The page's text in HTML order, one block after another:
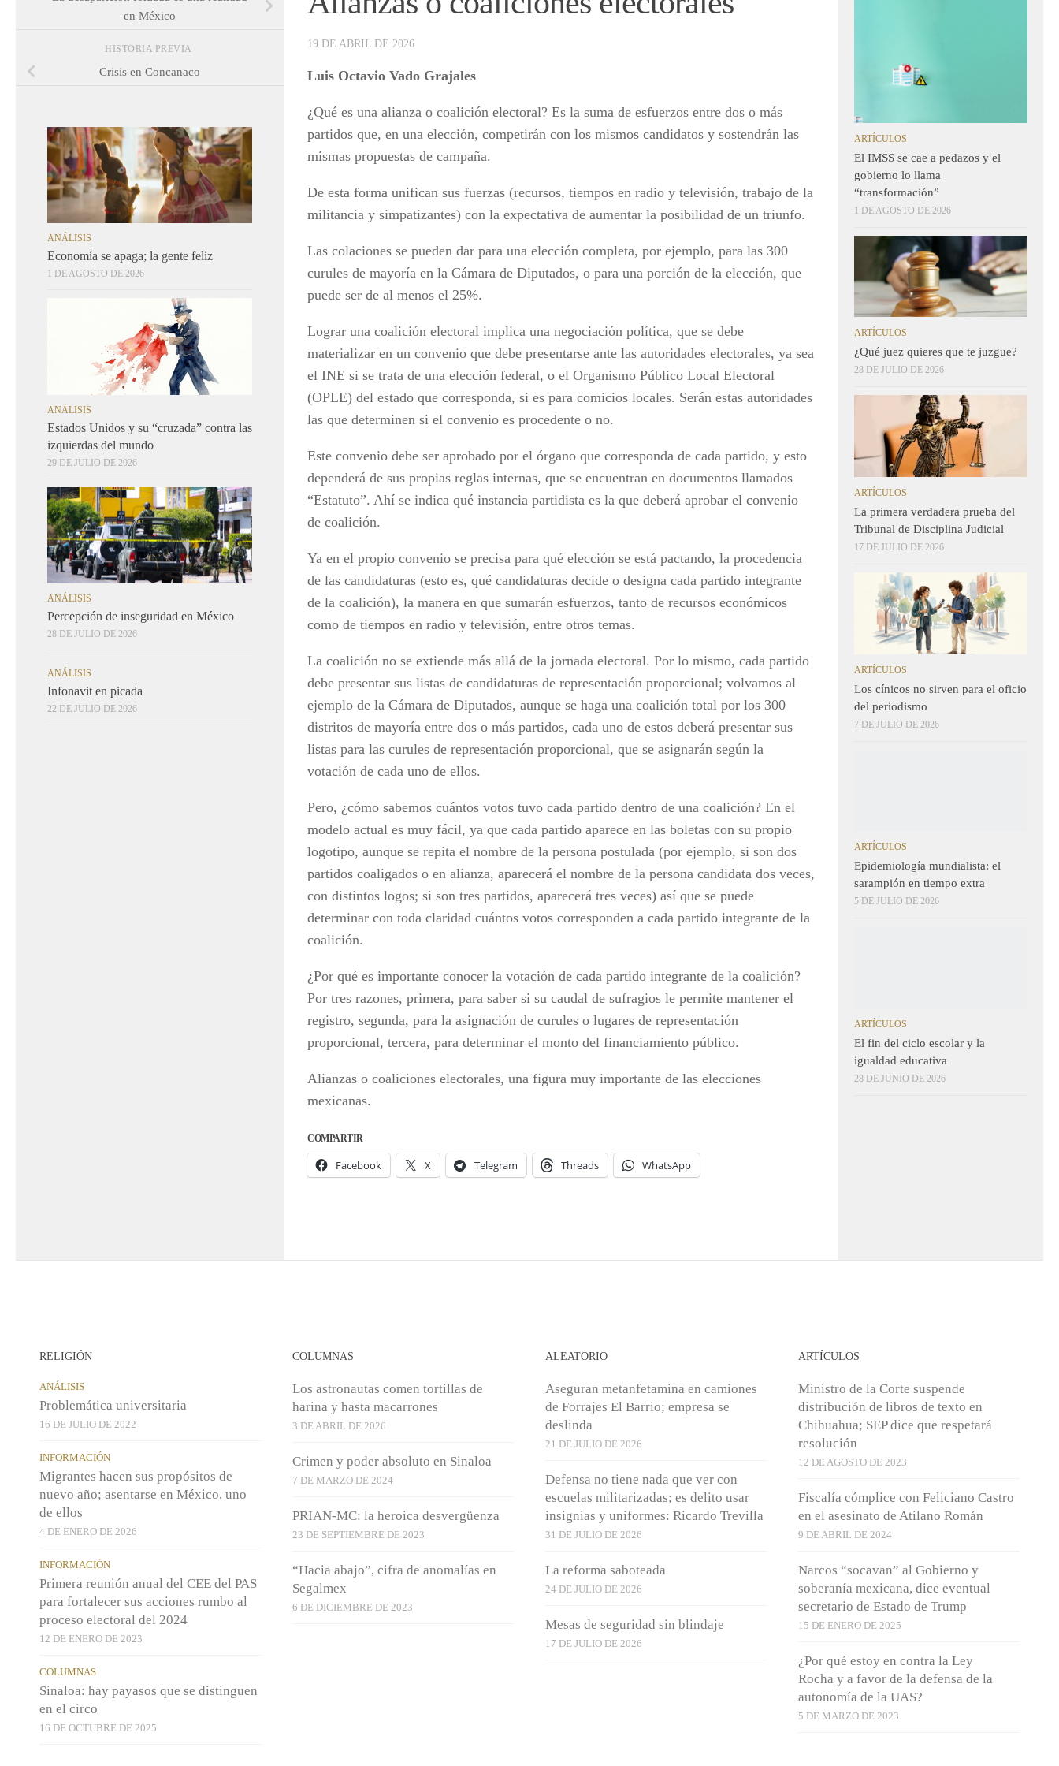
19 DE ABRIL DE 2026
Luis Octavio Vado Grajales
¿Qué es una alianza o coalición electoral? Es la suma de esfuerzos entre dos o más
partidos que, en una elección, competirán con los mismos candidatos y sostendrán las
mismas propuestas de campaña.
De esta forma unifican sus fuerzas (recursos, tiempos en radio y televisión, trabajo de la
militancia y simpatizantes) con la expectativa de aumentar la posibilidad de un triunfo.
Las colaciones se pueden dar para una elección completa, por ejemplo, para las 300
curules de mayoría en la Cámara de Diputados, o para una porción de la elección, que
puede ser de al menos el 25%.
Lograr una coalición electoral implica una negociación política, que se debe
materializar en un convenio que debe presentarse ante las autoridades electorales, ya sea
el INE si se trata de una elección federal, o el Organismo Público Local Electoral
(OPLE) del estado que corresponda, si es para comicios locales. Serán estas autoridades
las que determinen si el convenio es procedente o no.
Este convenio debe ser aprobado por el órgano que corresponda de cada partido, y esto
dependerá de sus propias reglas internas, que se encuentran en documentos llamados
“Estatuto”. Ahí se indica qué instancia partidista es la que deberá aprobar el convenio
de coalición.
Ya en el propio convenio se precisa para qué elección se está pactando, la procedencia
de las candidaturas (esto es, qué candidaturas decide o designa cada partido integrante
de la coalición), la manera en que sumarán esfuerzos, tanto de recursos económicos
como de tiempos en radio y televisión, entre otros temas.
La coalición no se extiende más allá de la jornada electoral. Por lo mismo, cada partido
debe presentar sus listas de candidaturas de representación proporcional; volvamos al
ejemplo de la Cámara de Diputados, aunque se haga una coalición total por los 300
distritos de mayoría entre dos o más partidos, cada uno de estos deberá presentar sus
listas para las curules de representación proporcional, que se asignarán según la
votación de cada uno de ellos.
Pero, ¿cómo sabemos cuántos votos tuvo cada partido dentro de una coalición? En el
modelo actual es muy fácil, ya que cada partido aparece en las boletas con su propio
logotipo, aunque se repita el nombre de la persona postulada (por ejemplo, si son dos
partidos coaligados o en alianza, aparecerá el nombre de la persona candidata dos veces,
con distintos logos; si son tres partidos, aparecerá tres veces) así que se puede
determinar con toda claridad cuántos votos corresponden a cada partido integrante de la
coalición.
¿Por qué es importante conocer la votación de cada partido integrante de la coalición?
Por tres razones, primera, para saber si su caudal de sufragios le permite mantener el
registro, segunda, para la asignación de curules o lugares de representación
proporcional, tercera, para determinar el monto del financiamiento público.
Alianzas o coaliciones electorales, una figura muy importante de las elecciones
mexicanas.
COMPARTIR
Facebook X Telegram Threads WhatsApp
en México
HISTORIA PREVIA
Crisis en Concanaco
ANÁLISIS
Economía se apaga; la gente feliz
1 DE AGOSTO DE 2026
ANÁLISIS
Estados Unidos y su “cruzada” contra las
izquierdas del mundo
29 DE JULIO DE 2026
ANÁLISIS
Percepción de inseguridad en México
28 DE JULIO DE 2026
ANÁLISIS
Infonavit en picada
22 DE JULIO DE 2026
ARTÍCULOS
El IMSS se cae a pedazos y el
gobierno lo llama
“transformación”
1 DE AGOSTO DE 2026
ARTÍCULOS
¿Qué juez quieres que te juzgue?
28 DE JULIO DE 2026
ARTÍCULOS
La primera verdadera prueba del
Tribunal de Disciplina Judicial
17 DE JULIO DE 2026
ARTÍCULOS
Los cínicos no sirven para el oficio
del periodismo
7 DE JULIO DE 2026
ARTÍCULOS
Epidemiología mundialista: el
sarampión en tiempo extra
5 DE JULIO DE 2026
ARTÍCULOS
El fin del ciclo escolar y la
igualdad educativa
28 DE JUNIO DE 2026
RELIGIÓN
ANÁLISIS
Problemática universitaria
16 DE JULIO DE 2022
INFORMACIÓN
Migrantes hacen sus propósitos de
nuevo año; asentarse en México, uno
de ellos
4 DE ENERO DE 2026
INFORMACIÓN
Primera reunión anual del CEE del PAS
para fortalecer sus acciones rumbo al
proceso electoral del 2024
12 DE ENERO DE 2023
COLUMNAS
Sinaloa: hay payasos que se distinguen
en el circo
16 DE OCTUBRE DE 2025
COLUMNAS
Los astronautas comen tortillas de
harina y hasta macarrones
3 DE ABRIL DE 2026
Crimen y poder absoluto en Sinaloa
7 DE MARZO DE 2024
PRIAN-MC: la heroica desvergüenza
23 DE SEPTIEMBRE DE 2023
“Hacia abajo”, cifra de anomalías en
Segalmex
6 DE DICIEMBRE DE 2023
ALEATORIO
Aseguran metanfetamina en camiones
de Forrajes El Barrio; empresa se
deslinda
21 DE JULIO DE 2026
Defensa no tiene nada que ver con
escuelas militarizadas; es delito usar
insignias y uniformes: Ricardo Trevilla
31 DE JULIO DE 2026
La reforma saboteada
24 DE JULIO DE 2026
Mesas de seguridad sin blindaje
17 DE JULIO DE 2026
ARTÍCULOS
Ministro de la Corte suspende
distribución de libros de texto en
Chihuahua; SEP dice que respetará
resolución
12 DE AGOSTO DE 2023
Fiscalía cómplice con Feliciano Castro
en el asesinato de Atilano Román
9 DE ABRIL DE 2024
Narcos “socavan” al Gobierno y
soberanía mexicana, dice eventual
secretario de Estado de Trump
15 DE ENERO DE 2025
¿Por qué estoy en contra la Ley
Rocha y a favor de la defensa de la
autonomía de la UAS?
5 DE MARZO DE 2023